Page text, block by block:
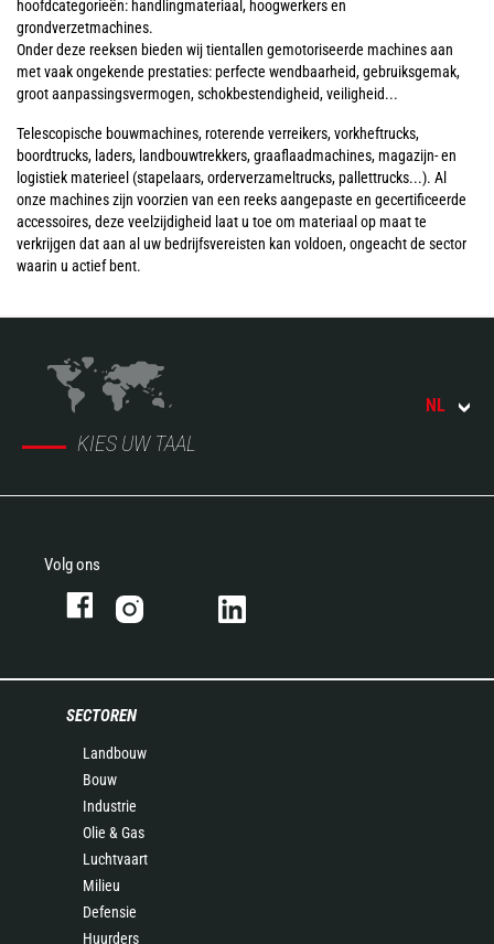
hoofdcategorieën: handlingmateriaal, hoogwerkers en
grondverzetmachines.
Onder deze reeksen bieden wij tientallen gemotoriseerde machines aan
met vaak ongekende prestaties: perfecte wendbaarheid, gebruiksgemak,
groot aanpassingsvermogen, schokbestendigheid, veiligheid...
Telescopische bouwmachines, roterende verreikers, vorkheftrucks,
boordtrucks, laders, landbouwtrekkers, graaflaadmachines, magazijn- en
logistiek materieel (stapelaars, orderverzameltrucks, pallettrucks...). Al
onze machines zijn voorzien van een reeks aangepaste en gecertificeerde
accessoires, deze veelzijdigheid laat u toe om materiaal op maat te
verkrijgen dat aan al uw bedrijfsvereisten kan voldoen, ongeacht de sector
waarin u actief bent.
KIES UW TAAL
NL
Volg ons
SECTOREN
Landbouw
Bouw
Industrie
Olie & Gas
Luchtvaart
Milieu
Defensie
Huurders